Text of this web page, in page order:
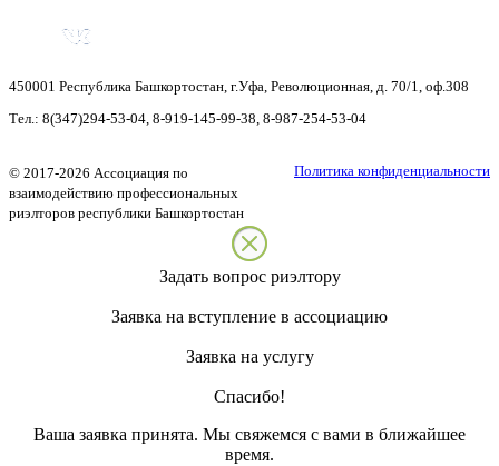
450001 Республика Башкортостан, г.Уфа, Революционная, д. 70/1, оф.308
Тел.: 8(347)294-53-04, 8-919-145-99-38, 8-987-254-53-04
Политика конфиденциальности
© 2017-2026 Ассоциация по
взаимодействию профессиональных
риэлторов республики Башкортостан
Задать вопрос риэлтору
Заявка на вступление в ассоциацию
Заявка на услугу
Спасибо!
Ваша заявка принята. Мы свяжемся с вами в ближайшее
время.